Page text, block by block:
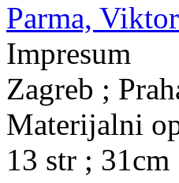
Parma,
Impresum
Zagreb ;
Materijalni
13 str ; 31cm